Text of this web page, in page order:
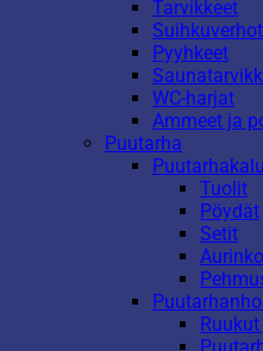
Tarvikkeet
Suihkuverhot
Pyyhkeet
WC-harjat
Ammeet ja
Puutarha
Tuolit
Pöydät
Setit